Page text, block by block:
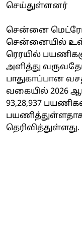
செய்துள்ளனர்
சென்னை மெட்ரோ
சென்னையில்
ரெரயில்
அளித்து
பாதுகாப்பான
வகையில் 2026
93,28,937
தெரிவித்துள்ளது.